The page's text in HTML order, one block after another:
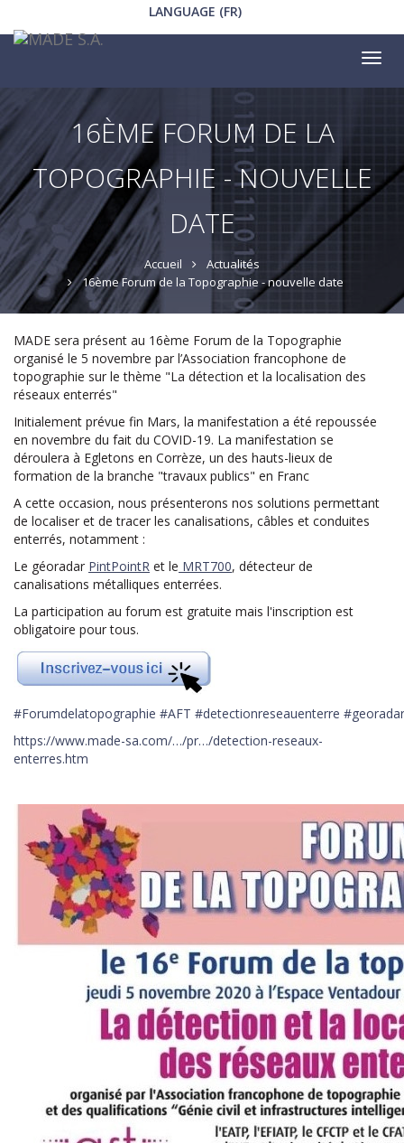
LANGUAGE (FR)
16ÈME FORUM DE LA
TOPOGRAPHIE - NOUVELLE
DATE
Accueil
Actualités
16ème Forum de la Topographie - nouvelle date
MADE sera présent au 16ème Forum de la Topographie
organisé le 5 novembre par l’Association francophone de
topographie sur le thème "La détection et la localisation des
réseaux enterrés"
Initialement prévue fin Mars, la manifestation a été repoussée
en novembre du fait du COVID-19. La manifestation se
déroulera à Egletons en Corrèze, un des hauts-lieux de
formation de la branche "travaux publics" en Franc
A cette occasion, nous présenterons nos solutions permettant
de localiser et de tracer les canalisations, câbles et conduites
enterrés, notamment :
Le géoradar PintPointR et le MRT700, détecteur de
canalisations métalliques enterrées.
La participation au forum est gratuite mais l'inscription est
obligatoire pour tous.
#Forumdelatopographie #AFT #detectionreseauenterre #georadar
https://www.made-sa.com/…/pr…/detection-reseaux-
enterres.htm